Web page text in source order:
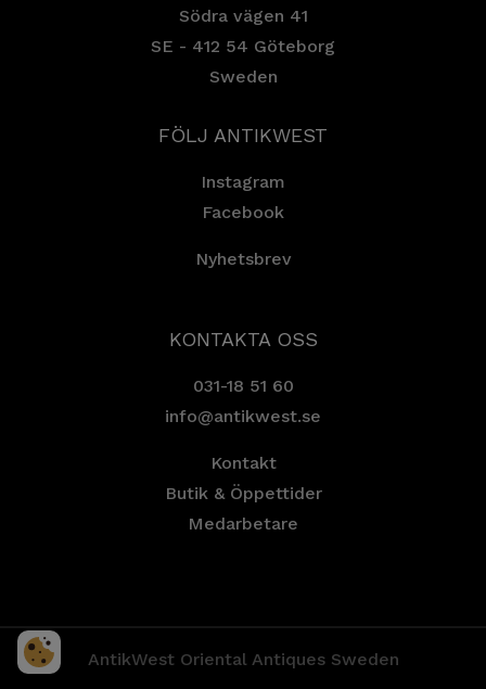
Södra vägen 41
SE - 412 54 Göteborg
Sweden
FÖLJ ANTIKWEST
Instagram
Facebook
Nyhetsbrev
KONTAKTA OSS
031-18 51 60
info@antikwest.se
Kontakt
Butik & Öppettider
Medarbetare
AntikWest Oriental Antiques Sweden